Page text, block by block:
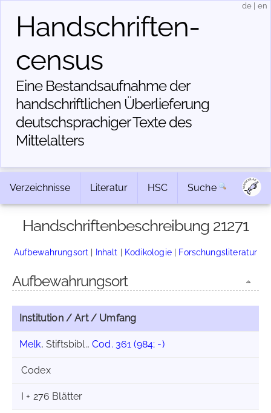
Handschriften­
census
Eine Bestandsaufnahme der
handschriftlichen Über­lieferung
deutschsprachiger Texte des
Mittelalters
de en
Verzeichnisse Literatur HSC Suche
Handschriftenbeschreibung 21271
Aufbewahrungsort | Inhalt | Kodikologie| Forschungsliteratur
Aufbewahrungsort
Institution / Art / Umfang
Melk, Stiftsbibl.,Cod. 361 (984; -)
Codex
I + 276 Blätter